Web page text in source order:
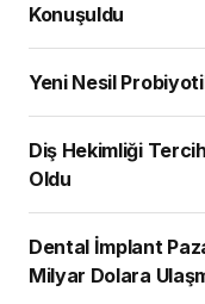
Konuşuldu
Yeni Nesil
Diş Hekimliği Tercih
Oldu
Dental İmplant
Milyar Dolara